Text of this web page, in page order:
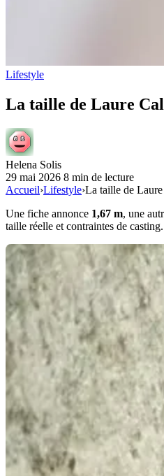
Lifestyle
La taille de Laure
Helena Solis
29 mai 2026 8 min de lecture
Accueil›Lifestyle›La taille de
Une fiche annonce 1,67 m, une
taille réelle et contraintes de casting.